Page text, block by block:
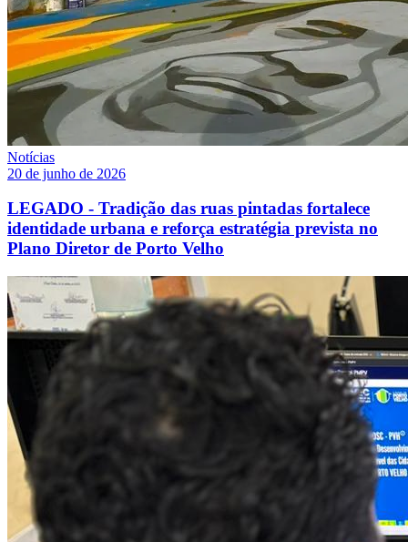
Notícias
20 de junho de 2026
LEGADO - Tradição das ruas pintadas fortalece
identidade urbana e reforça estratégia prevista no
Plano Diretor de Porto Velho